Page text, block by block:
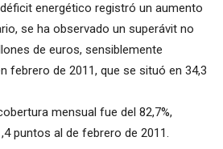
déficit energético registró un aumento
se ha observado un superávit no
de euros, sensiblemente
febrero de 2011, que se situó en 34,3
mensual fue del 82,7%,
puntos al de febrero de 2011.